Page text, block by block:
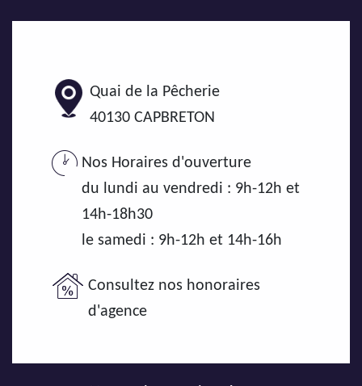
Quai de la Pêcherie
40130 CAPBRETON
Nos Horaires d'ouverture
du lundi au vendredi : 9h-12h et
14h-18h30
le samedi : 9h-12h et 14h-16h
Consultez nos honoraires
d'agence